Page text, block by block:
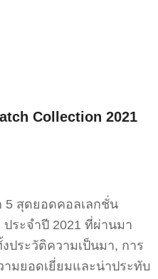
Collection 2021
5 สุดยอดคอลเลกชั่น
ประจำปี 2021 ที่ผ่านมา
ระวัติความเป็นมา, การ
มยอดเยี่ยมและน่าประทับ